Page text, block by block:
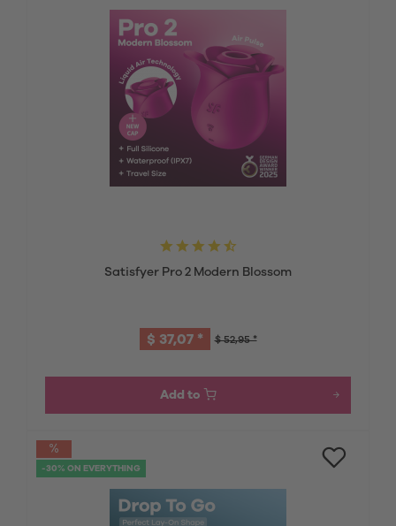
Satisfyer Pro 2 Modern Blossom
$ 52,95 *
$ 37,07 *
Add to
-30% ON EVERYTHING